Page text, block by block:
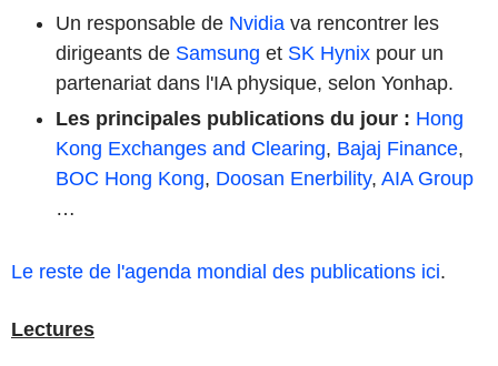
Un responsable de Nvidia va rencontrer les
dirigeants de Samsung et SK Hynix pour un
partenariat dans l'IA physique, selon Yonhap.
Les principales publications du jour : Hong
Kong Exchanges and Clearing, Bajaj Finance,
BOC Hong Kong, Doosan Enerbility, AIA Group
…
Le reste de l'agenda mondial des publications ici.
Lectures